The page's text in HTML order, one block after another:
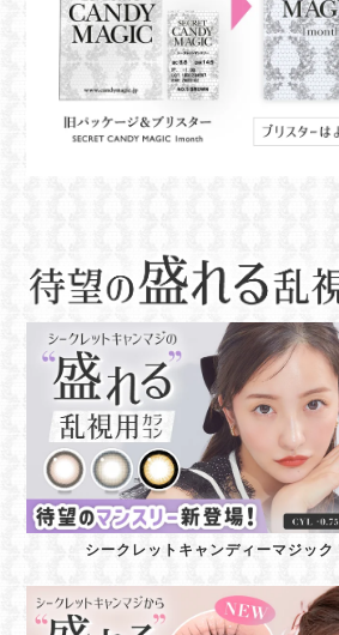
シークレットキャンディーマジッ